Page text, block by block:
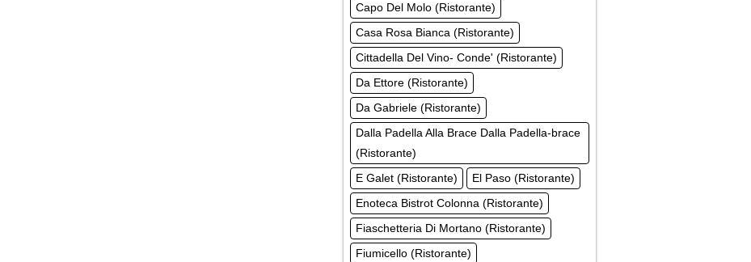
Capo Del Molo (Ristorante)
Casa Rosa Bianca (Ristorante)
Cittadella Del Vino- Conde' (Ristorante)
Da Ettore (Ristorante)
Da Gabriele (Ristorante)
Dalla Padella Alla Brace Dalla Padella-brace
(Ristorante)
E Galet (Ristorante)
El Paso (Ristorante)
Enoteca Bistrot Colonna (Ristorante)
Fiaschetteria Di Mortano (Ristorante)
Fiumicello (Ristorante)